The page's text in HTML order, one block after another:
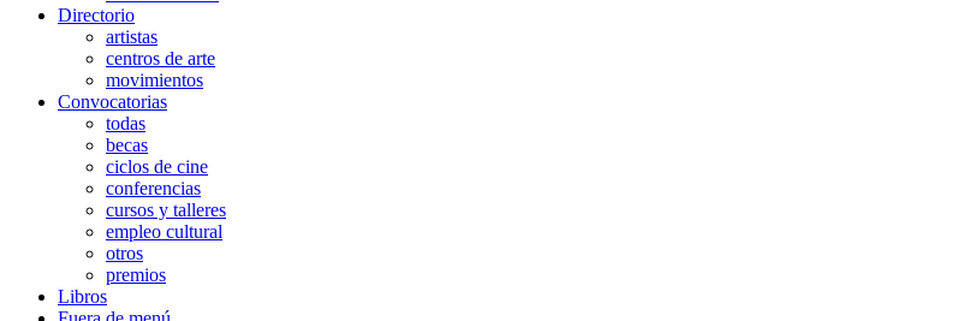
Directorio
artistas
centros de arte
movimientos
Convocatorias
todas
becas
ciclos de cine
conferencias
cursos y talleres
empleo cultural
otros
premios
Libros